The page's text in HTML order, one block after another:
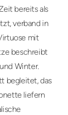
bereits als
verband in
mit
beschreibt
Winter.
begleitet, das
liefern